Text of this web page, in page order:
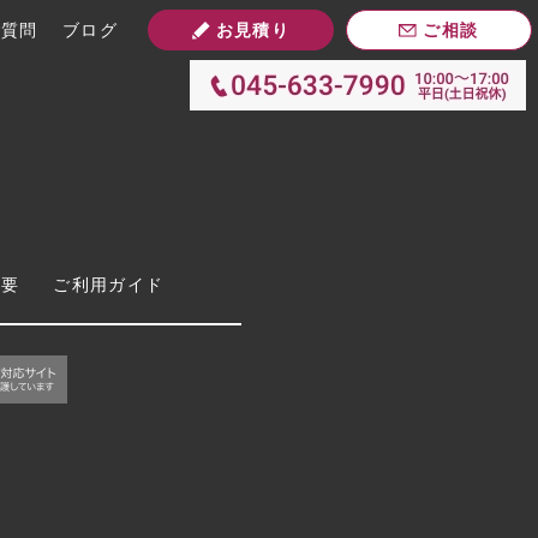
問 ブログ お見積り ご相談
ご利用ガイド